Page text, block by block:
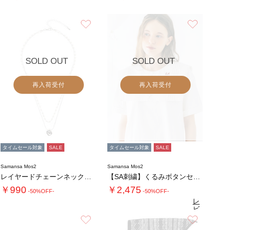
SOLD OUT
再入荷受付
タイムセール対象 SALE
Samansa Mos2
￥990 -50%OFF-
SOLD OUT
再入荷受付
タイムセール対象 SALE
Samansa Mos2
￥2,475 -50%OFF-
4.6 （17）
レ
ビ
ュ
ー